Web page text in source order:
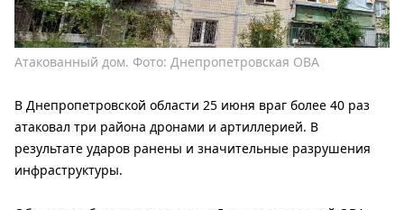
Атакованный дом. Фото: Днепропетровская ОВА
В Днепропетровской области 25 июня враг более 40 раз
атаковал три района дронами и артиллерией. В
результате ударов ранены и значительные разрушения
инфраструктуры.